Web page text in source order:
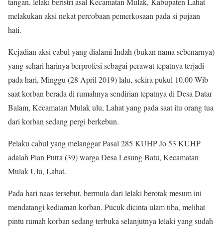
melakukan aksi nekat percobaan pemerkosaan pada si pujaan
hati.
Kejadian aksi cabul yang dialami Indah (bukan nama sebenarnya)
yang sehari harinya berprofesi sebagai perawat tepatnya terjadi
pada hari, Minggu (28 April 2019) lalu, sekira pukul 10.00 Wib
saat korban berada di rumahnya sendirian tepatnya di Desa Datar
Balam, Kecamatan Mulak ulu, Lahat yang pada saat itu orang tua
dari korban sedang pergi berkebun.
Pelaku cabul yang melanggar Pasal 285 KUHP Jo 53 KUHP
adalah Pian Putra (39) warga Desa Lesung Batu, Kecamatan
Mulak Ulu, Lahat.
Pada hari naas tersebut, bermula dari lelaki berotak mesum ini
mendatangi kediaman korban. Pucuk dicinta ulam tiba, melihat
pintu rumah korban sedang terbuka selanjutnya lelaki yang sudah